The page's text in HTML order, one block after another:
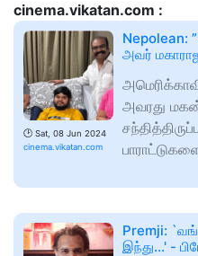
cinema.vikatan.com :
🕑 Sat, 08 Jun 2024
cinema.vikatan.com
Nepolean:
அவர்
அவரது
Premji:
இந்து...' -